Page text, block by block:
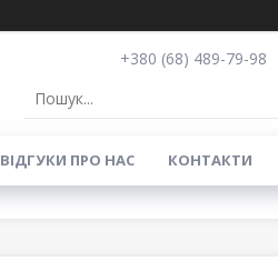
+380 (68) 489-79-98
ВIДГУКИ ПРО НАС КОНТАКТИ